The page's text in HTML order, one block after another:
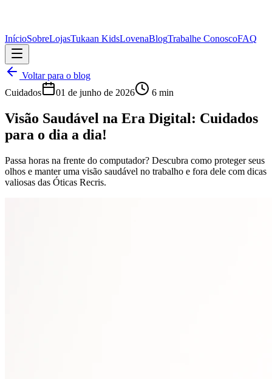
InícioSobreLojasTukaan KidsLovenaBlogTrabalhe ConoscoFAQ
Voltar para o blog
Cuidados
01 de junho de 2026 6 min
Visão Saudável na Era Digital: Cuidados
para o dia a dia!
Passa horas na frente do computador? Descubra como proteger seus
olhos e manter uma visão saudável no trabalho e fora dele com dicas
valiosas das Óticas Recris.